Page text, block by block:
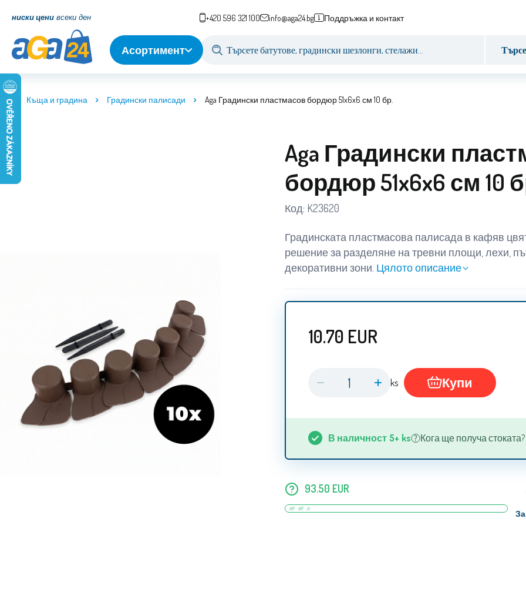
ниски цени всеки ден +420 596 321 100 info@aga24.bg Поддръжка и контакт
Асортимент
Къща и градина Градински палисади Aga Градински пластмасов бордюр 51x6x6 см 10 бр.
Aga Градински
бордюр 51x6x6 см 10
Код: K23620
Градинската пластмасова палисада в кафяв
решение за разделяне на тревни площи, лехи,
декоративни зони. Цялото описание
10.70 EUR
ks Купи
В наличност 5+ ks Кога ще получа стоката?
93.50 EUR